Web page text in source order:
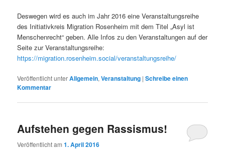
Deswegen wird es auch im Jahr 2016 eine Veranstaltungsreihe
des Initiativkreis Migration Rosenheim mit dem Titel „Asyl ist
Menschenrecht“ geben. Alle Infos zu den Veranstaltungen auf der
Seite zur Veranstaltungsreihe:
https://migration.rosenheim.social/veranstaltungsreihe/
Veröffentlicht unterAllgemein,Veranstaltung |Schreibe einen
Kommentar
Aufstehen gegen Rassismus!
Veröffentlicht am1. April 2016